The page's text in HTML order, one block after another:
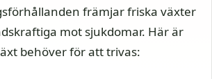
främjar friska växter
mot sjukdomar. Här är
behöver för att trivas: